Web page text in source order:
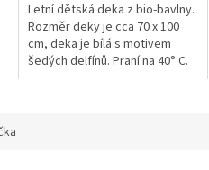
Letní dětská deka z bio-bavlny.
Rozměr deky je cca 70 x 100
cm, deka je bílá s motivem
šedých delfínů. Praní na 40° C.